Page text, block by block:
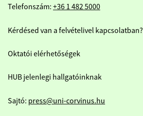
Telefonszám: +36 1 482 5000
Kérdésed van a felvételivel kapcsolatban?
Oktatói elérhetőségek
HUB jelenlegi hallgatóinknak
Sajtó: press@uni-corvinus.hu